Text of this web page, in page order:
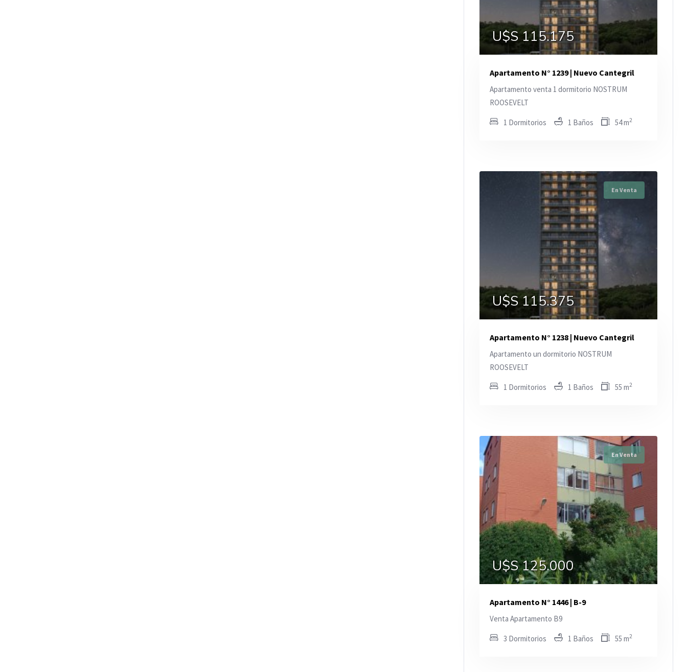
U$S 115.175
Apartamento N° 1239 | Nuevo Cantegril
Apartamento venta 1 dormitorio NOSTRUM
ROOSEVELT
1 Dormitorios 1 Baños 54 m2
En Venta
U$S 115.375
Apartamento N° 1238 | Nuevo Cantegril
Apartamento un dormitorio NOSTRUM
ROOSEVELT
1 Dormitorios 1 Baños 55 m2
En Venta
U$S 125.000
Apartamento N° 1446 | B-9
Venta Apartamento B9
3 Dormitorios 1 Baños 55 m2